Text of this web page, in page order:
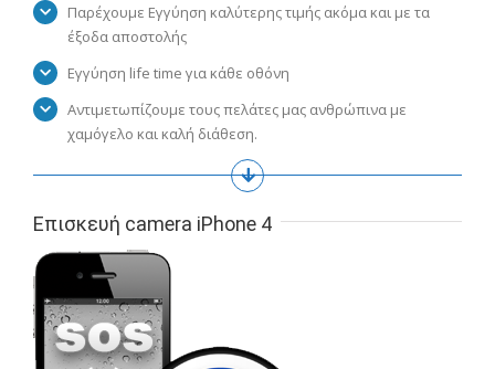
Παρέχουμε Εγγύηση καλύτερης τιμής ακόμα και με τα
έξοδα αποστολής
Εγγύηση life time για κάθε οθόνη
Αντιμετωπίζουμε τους πελάτες μας ανθρώπινα με
χαμόγελο και καλή διάθεση.
Επισκευή camera iPhone 4